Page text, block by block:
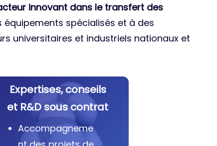
innovant dans le transfert des
équipements spécialisés et à des
universitaires et industriels nationaux et
Expertises, conseils
et R&D sous contrat
Accompagneme